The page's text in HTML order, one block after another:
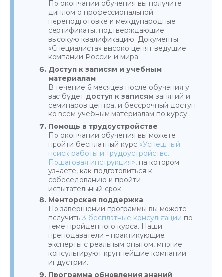
По окончании обучения вы получите
диплом о профессиональной
переподготовке и международные
сертификаты, подтверждающие
высокую квалификацию. Документы
«Специалиста» высоко ценят ведущие
компании России и мира.
Доступ к записям и учебным
материалам
В течение 6 месяцев после обучения у
вас будет доступ к записям занятий и
семинаров центра, и бессрочный доступ
ко всем учебным материалам по курсу.
Помощь в трудоустройстве
По окончании обучения вы можете
пройти бесплатный курс «Успешный
поиск работы и трудоустройство.
Пошаговая инструкция», на котором
узнаете, как подготовиться к
собеседованию и пройти
испытательный срок.
Менторская поддержка
По завершении программы вы можете
получить 3 бесплатные консультации по
теме пройденного курса. Наши
преподаватели – практикующие
эксперты с реальным опытом, многие
консультируют крупнейшие компании
индустрии.
Программа обновления знаний